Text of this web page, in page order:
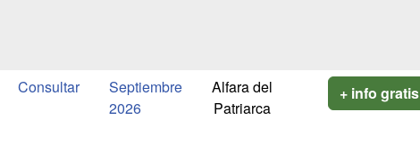
Septiembre
2026
Alfara del
Patriarca
+ info gratis